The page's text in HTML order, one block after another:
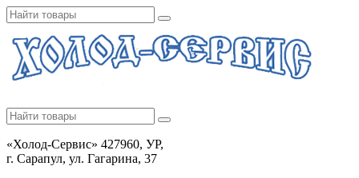
«Холод-Сервис» 427960, УР,
г. Сарапул, ул. Гагарина, 37